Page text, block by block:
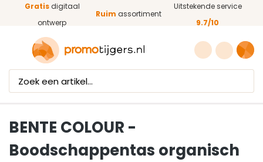
Ga naar de hoofdinhoud
Gratisdigitaal
ontwerp
Ruim assortiment
Uitstekende service
9.7/10
BENTE COLOUR -
Boodschappentas organisch